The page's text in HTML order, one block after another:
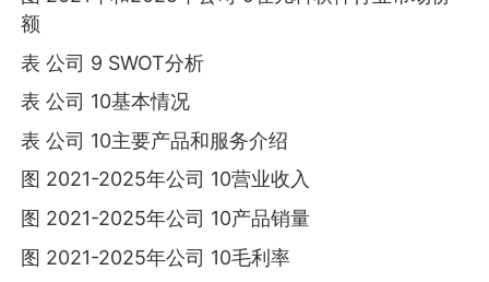
额
表 公司 9 SWOT分析
表 公司 10基本情况
表 公司 10主要产品和服务介绍
图 2021-2025年公司 10营业收入
图 2021-2025年公司 10产品销量
图 2021-2025年公司 10毛利率